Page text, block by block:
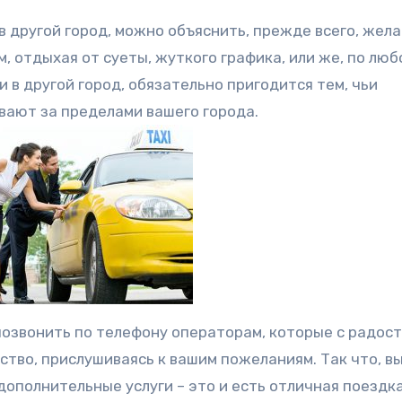
другой город, можно объяснить, прежде всего,
отдыхая от суеты, жуткого графика, или же, по
другой город, обязательно пригодится тем, чьи
за пределами вашего города.
по телефону операторам, которые с
прислушиваясь к вашим пожеланиям. Так что,
услуги – это и есть отличная